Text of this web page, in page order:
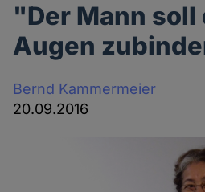
"Der Mann soll
Augen
Bernd Kammermeier
20.09.2016